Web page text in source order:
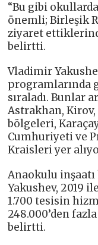
“Bu gibi
önemli; Birleşik
ziyaret
belirtti.
Vladimir
programlarında
sıraladı. Bunlar
Astrakhan,
bölgeleri,
Cumhuriyeti ve
Kraisleri yer
Anaokulu
Yakushev, 2019
1.700 tesisin
248.000’den
belirtti.